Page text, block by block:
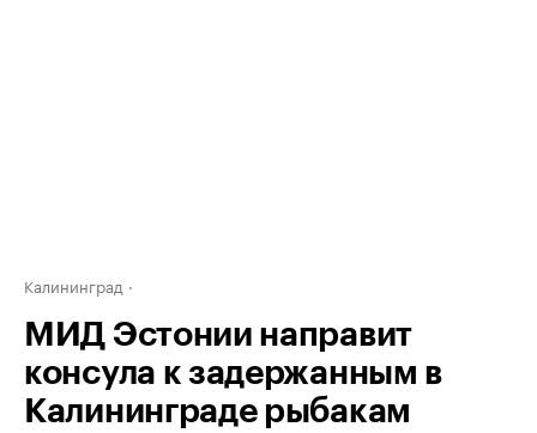
Калининград
МИД Эстонии направит
консула к задержанным в
Калининграде рыбакам